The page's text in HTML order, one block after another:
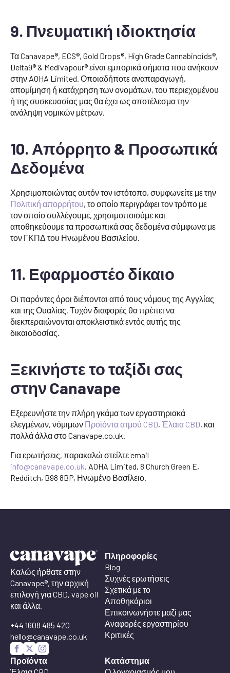
9. Πνευματική ιδιοκτησία
Τα Canavape®, ECS®, Gold Drops®, High Grade Cannabinoids®,
Delta9® & Medivapour® είναι εμπορικά σήματα που ανήκουν
στην AOHA Limited. Οποιαδήποτε αναπαραγωγή,
απομίμηση ή κατάχρηση των ονομάτων, του περιεχομένου
ή της συσκευασίας μας θα έχει ως αποτέλεσμα την
ανάληψη νομικών μέτρων.
10. Απόρρητο & Προσωπικά
Δεδομένα
Χρησιμοποιώντας αυτόν τον ιστότοπο, συμφωνείτε με την
Πολιτική απορρήτου, το οποίο περιγράφει τον τρόπο με
τον οποίο συλλέγουμε, χρησιμοποιούμε και
αποθηκεύουμε τα προσωπικά σας δεδομένα σύμφωνα με
τον ΓΚΠΔ του Ηνωμένου Βασιλείου.
11. Εφαρμοστέο δίκαιο
Οι παρόντες όροι διέπονται από τους νόμους της Αγγλίας
και της Ουαλίας. Τυχόν διαφορές θα πρέπει να
διεκπεραιώνονται αποκλειστικά εντός αυτής της
δικαιοδοσίας.
Ξεκινήστε το ταξίδι σας
στην Canavape
Εξερευνήστε την πλήρη γκάμα των εργαστηριακά
ελεγμένων, νόμιμων Προϊόντα ατμού CBD, Έλαια CBD, και
πολλά άλλα στο Canavape.co.uk.
Για ερωτήσεις, παρακαλώ στείλτε email
info@canavape.co.uk. AOHA Limited, 8 Church Green E,
Redditch, B98 8BP, Ηνωμένο Βασίλειο.
Καλώς ήρθατε στην
Canavape®, την αρχική
επιλογή για CBD, vape oil
και άλλα.
+44 1608 485 420
hello@canavape.co.uk
Πληροφορίες
Blog
Συχνές ερωτήσεις
Σχετικά με το
Αποθηκάριοι
Επικοινωνήστε μαζί μας
Αναφορές εργαστηρίου
Κριτικές
Προϊόντα
Κατάστημα